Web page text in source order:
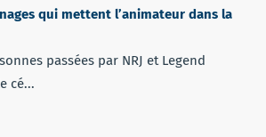
qui mettent l’animateur dans la
passées par NRJ et Legend
cé...